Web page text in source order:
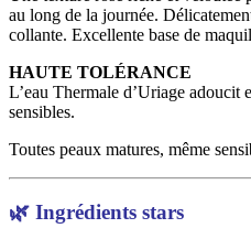
au long de la journée.
collante. Excellente base de
HAUTE TOLÉRANCE
L’eau Thermale d’Uriage adoucit
sensibles.
Toutes peaux matures, même
🌿 Ingrédients stars